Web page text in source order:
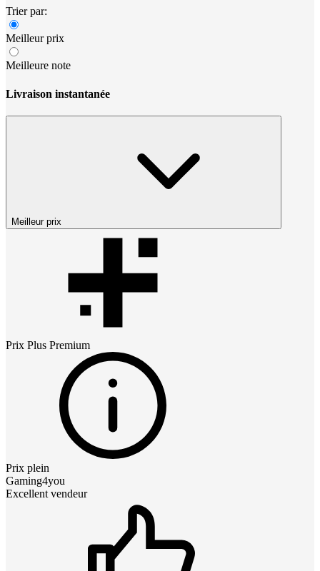
Trier par:
Meilleur prix
Meilleure note
Livraison instantanée
Meilleur prix
Prix Plus Premium
Prix plein
Gaming4you
Excellent vendeur